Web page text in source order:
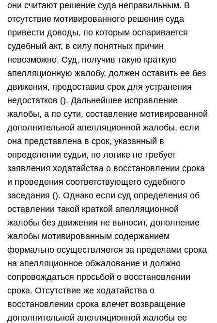
они считают решение суда неправильным. В
отсутствие мотивированного решения суда
привести доводы, по которым оспаривается
судебный акт, в силу понятных причин
невозможно. Суд, получив такую краткую
апелляционную жалобу, должен оставить ее без
движения, предоставив срок для устранения
недостатков (). Дальнейшее исправление
жалобы, а по сути, составление мотивированной
дополнительной апелляционной жалобы, если
она представлена в срок, указанный в
определении судьи, по логике не требует
заявления ходатайства о восстановлении срока
и проведения соответствующего судебного
заседания (). Однако если суд определения об
оставлении такой краткой апелляционной
жалобы без движения не выносит, дополнение
жалобы мотивированным содержанием
формально осуществляется за пределами срока
на апелляционное обжалование и должно
сопровождаться просьбой о восстановлении
срока. Отсутствие же ходатайства о
восстановлении срока влечет возвращение
дополнительной апелляционной жалобы ее